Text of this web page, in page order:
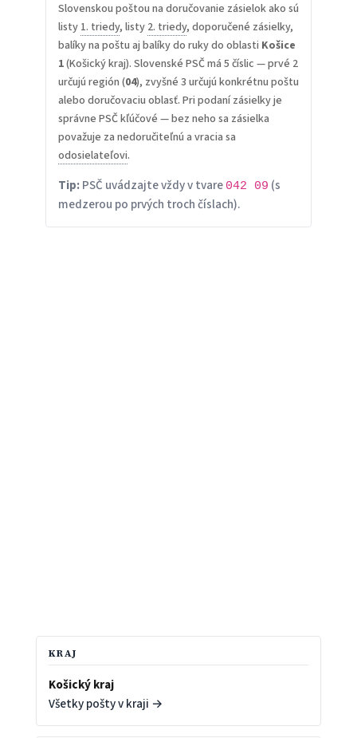
Slovenskou poštou na doručovanie zásielok ako sú
listy 1. triedy, listy 2. triedy, doporučené zásielky,
balíky na poštu aj balíky do ruky do oblasti Košice
1(Košický kraj). Slovenské PSČ má 5 číslic — prvé 2
určujú región (04), zvyšné 3 určujú konkrétnu poštu
alebo doručovaciu oblasť. Pri podaní zásielky je
správne PSČ kľúčové — bez neho sa zásielka
považuje za nedoručiteľnú a vracia sa
odosielateľovi.
Tip:PSČ uvádzajte vždy v tvare 042 09 (s
medzerou po prvých troch číslach).
KRAJ
Košický kraj
Všetky pošty v kraji →